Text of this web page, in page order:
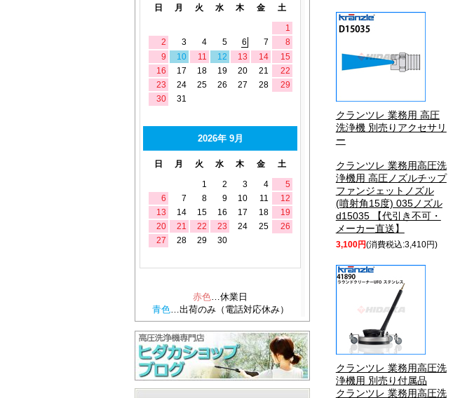
クランツレ 業務用 高圧
洗浄機 別売りアクセサリ
ー
クランツレ 業務用高圧洗
浄機用 高圧ノズルチップ
ファンジェットノズル
(噴射角15度) 035ノズル
d15035 【代引き不可・
メーカー直送】
3,100円(消費税込:3,410円)
クランツレ 業務用高圧洗
浄機用 別売り付属品
クランツレ 業務用高圧洗